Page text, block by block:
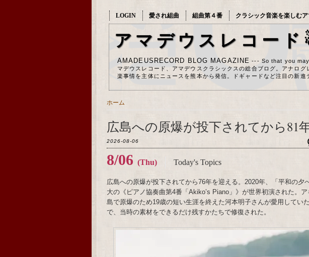
LOGIN 愛され組曲 組曲第４番 クラシック音楽を楽しむ
アマデウスレコー
AMADEUSRECORD BLOG MAGAZINE --- So that you
マデウスレコード、アマデウスクラシックスの総合ブログ。アナロ
楽事情を主体にニュースを熊本から発信。ドギャードなど注目の新
ホーム
広島への原爆が投下されてから81
2026-08-06
8/06 (Thu) Today's Topics
広島への原爆が投下されてから76年を迎える。2020年、「平和の夕
大の《ピアノ協奏曲第4番「Akiko’s Piano」》が世界初演された。
島で原爆のため19歳の短い生涯を終えた河本明子さんが愛用してい
で、当時の素材をできるだけ残すかたちで修復された。